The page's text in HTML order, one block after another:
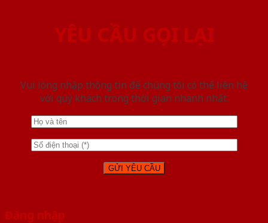
YÊU CẦU GỌI LẠI
Vui lòng nhập thông tin để chúng tôi có thể liên hệ
với quý khách trong thời gian nhanh nhất.
Đăng nhập